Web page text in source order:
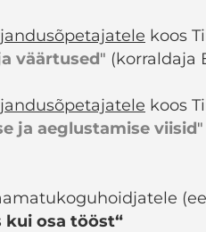
koos
väärtused" (korraldaja
koos
ja aeglustamise viisid
kui osa tööst“